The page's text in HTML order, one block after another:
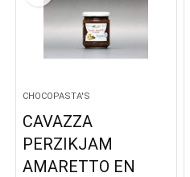
CHOCOPASTA'S
CAVAZZA
PERZIKJAM
AMARETTO EN